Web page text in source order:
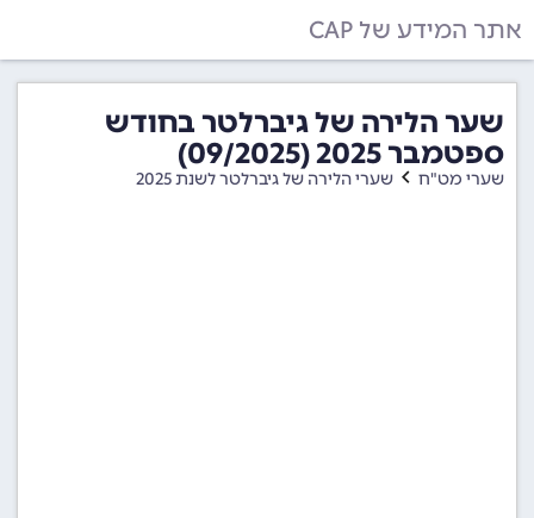
אתר המידע של CAP
שער הלירה של גיברלטר בחודש
ספטמבר 2025 (09/2025)
שערי מט"ח שערי הלירה של גיברלטר לשנת 2025